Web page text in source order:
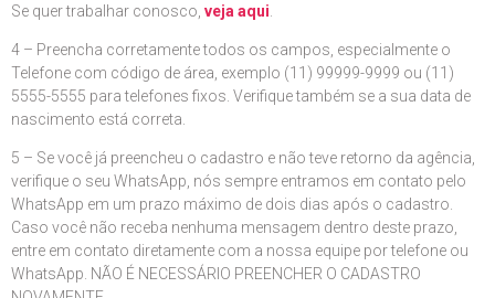
Se quer trabalhar conosco, veja aqui
4 – Preencha corretamente todos os campos, especialmente o
Telefone com código de área, exemplo (11) 99999-9999 ou (11)
5555-5555 para telefones fixos. Verifique também se a sua data de
nascimento está correta.
5 – Se você já preencheu o cadastro e não teve retorno da agência,
verifique o seu WhatsApp, nós sempre entramos em contato pelo
WhatsApp em um prazo máximo de dois dias após o cadastro.
Caso você não receba nenhuma mensagem dentro deste prazo,
entre em contato diretamente com a nossa equipe por telefone ou
WhatsApp. NÃO É NECESSÁRIO PREENCHER O CADASTRO